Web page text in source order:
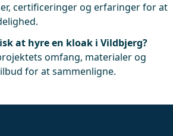
certificeringer og erfaringer for at
at hyre en kloak i Vildbjerg?
omfang, materialer og
for at sammenligne.